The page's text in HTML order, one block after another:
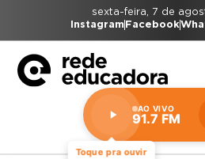
sexta-feira, 7 de
Instagram Facebook
Toque pra ouvir
AO VIVO
91.7 FM
Estação:
91.7
FM